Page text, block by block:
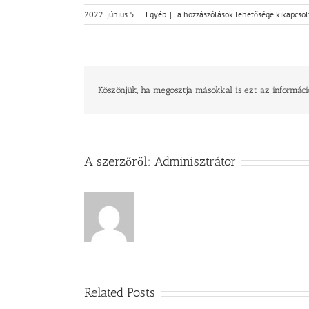
2022. június 5. | Egyéb | Trianon
–
a hozzászólások lehetősége
Köszönjük, ha megosztja másokkal is ezt az
A szerzőről: Adminisztrátor
Related Posts